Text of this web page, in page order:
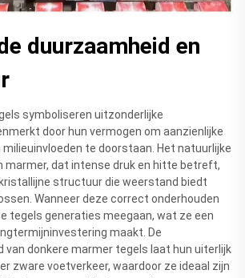
duurzaamheid en
symboliseren uitzonderlijke
door hun vermogen om aanzienlijke
te doorstaan. Het natuurlijke
marmer, dat intense druk en hitte betreft,
structuur die weerstand biedt
Wanneer deze correct onderhouden
tegels generaties meegaan, wat ze een
maakt. De
van donkere marmer tegels laat hun uiterlijk
zware voetverkeer, waardoor ze ideaal zijn